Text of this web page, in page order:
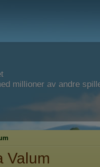
millioner av andre
Valum